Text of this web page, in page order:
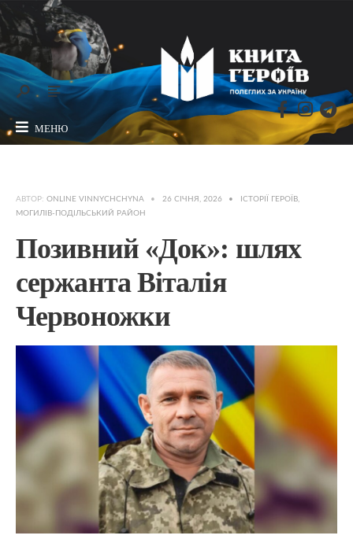
МЕНЮ
АВТОР: ONLINE VINNYCHCHYNA • 26 СІЧНЯ, 2026 • ІСТОРІЇ ГЕРОЇВ,
МОГИЛІВ-ПОДІЛЬСЬКИЙ РАЙОН
Позивний «Док»: шлях
сержанта Віталія
Червоножки